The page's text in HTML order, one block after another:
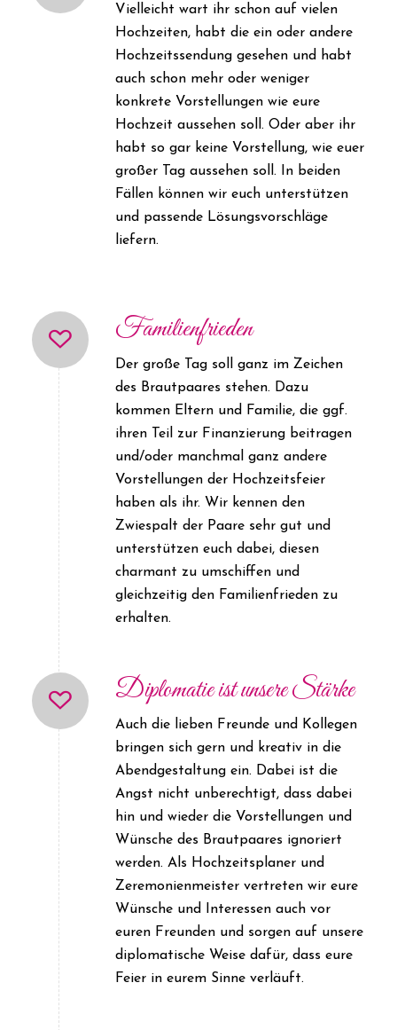
Vielleicht wart ihr schon auf vielen
Hochzeiten, habt die ein oder andere
Hochzeitssendung gesehen und habt
auch schon mehr oder weniger
konkrete Vorstellungen wie eure
Hochzeit aussehen soll. Oder aber ihr
habt so gar keine Vorstellung, wie euer
großer Tag aussehen soll. In beiden
Fällen können wir euch unterstützen
und passende Lösungsvorschläge
liefern.
Familienfrieden
Der große Tag soll ganz im Zeichen
des Brautpaares stehen. Dazu
kommen Eltern und Familie, die ggf.
ihren Teil zur Finanzierung beitragen
und/oder manchmal ganz andere
Vorstellungen der Hochzeitsfeier
haben als ihr. Wir kennen den
Zwiespalt der Paare sehr gut und
unterstützen euch dabei, diesen
charmant zu umschiffen und
gleichzeitig den Familienfrieden zu
erhalten.
Diplomatie ist unsere Stärke
Auch die lieben Freunde und Kollegen
bringen sich gern und kreativ in die
Abendgestaltung ein. Dabei ist die
Angst nicht unberechtigt, dass dabei
hin und wieder die Vorstellungen und
Wünsche des Brautpaares ignoriert
werden. Als Hochzeitsplaner und
Zeremonienmeister vertreten wir eure
Wünsche und Interessen auch vor
euren Freunden und sorgen auf unsere
diplomatische Weise dafür, dass eure
Feier in eurem Sinne verläuft.